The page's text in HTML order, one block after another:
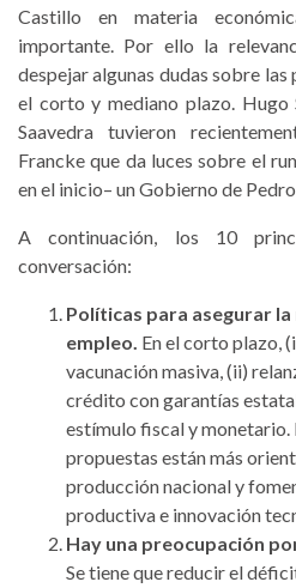
Castillo en materia
importante. Por ello la
despejar algunas dudas sobre
el corto y mediano plazo. Hugo
Saavedra tuvieron
Francke que da luces sobre el
en el inicio– un Gobierno de
A continuación, los 10
conversación:
Políticas para asegurar
empleo. En el corto plazo,
vacunación masiva, (ii)
crédito con garantías
estímulo fiscal y monetario.
propuestas están más
producción nacional y
productiva e innovación
Hay una preocupación
Se tiene que reducir el